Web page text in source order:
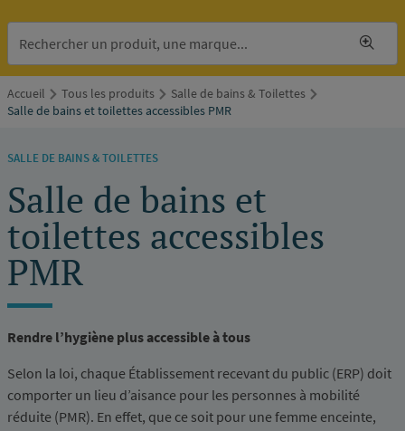
Accueil Tous les produits
Salle de bains & Toilettes
Salle de bains et toilettes accessibles PMR
SALLE DE BAINS & TOILETTES
Salle de bains et
toilettes accessibles
PMR
Rendre l’hygiène plus accessible à tous
Selon la loi, chaque Établissement recevant du public (ERP) doit
comporter un lieu d’aisance pour les personnes à mobilité
réduite (PMR). En effet, que ce soit pour une femme enceinte,